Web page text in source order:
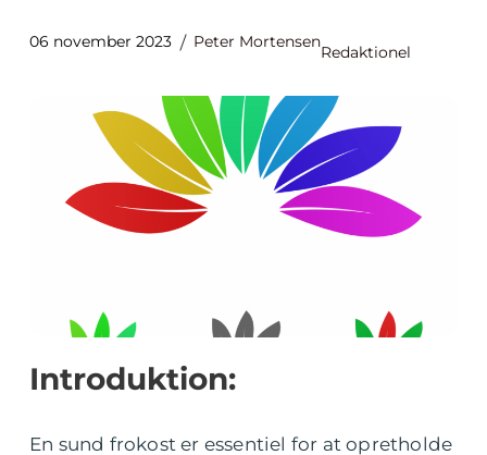
06 november 2023 Peter Mortensen
Redaktionel
Introduktion:
En sund frokost er essentiel for at opretholde